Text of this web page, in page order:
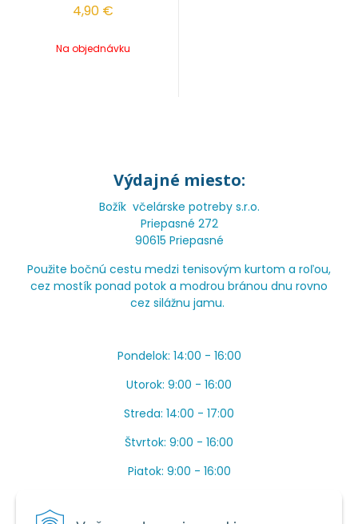
4,90 €
Na objednávku
Výdajné miesto:
Božík včelárske potreby s.r.o.
Priepasné 272
90615 Priepasné
Použite bočnú cestu medzi tenisovým kurtom a roľou,
cez mostík ponad potok a modrou bránou dnu rovno
cez silážnu jamu.
Pondelok: 14:00 - 16:00
Utorok: 9:00 - 16:00
Streda: 14:00 - 17:00
Štvrtok: 9:00 - 16:00
Piatok: 9:00 - 16:00